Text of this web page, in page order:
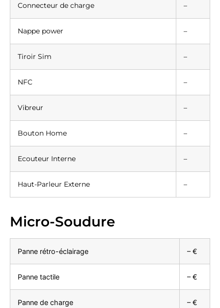
Connecteur de charge –
Nappe power –
Tiroir Sim –
NFC –
Vibreur –
Bouton Home –
Ecouteur Interne –
Haut-Parleur Externe –
Micro-Soudure
Panne rétro-éclairage – €
Panne tactile – €
Panne de charge – €